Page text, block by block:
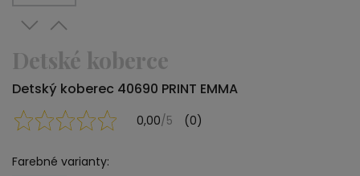
Detské koberce
Detský koberec 40690 PRINT EMMA
0,00/5 (0)
Farebné varianty: